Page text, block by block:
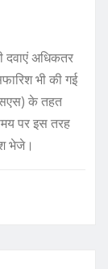
दवाएं अधिकतर
भी की गई
के तहत
पर इस तरह
भेजे।